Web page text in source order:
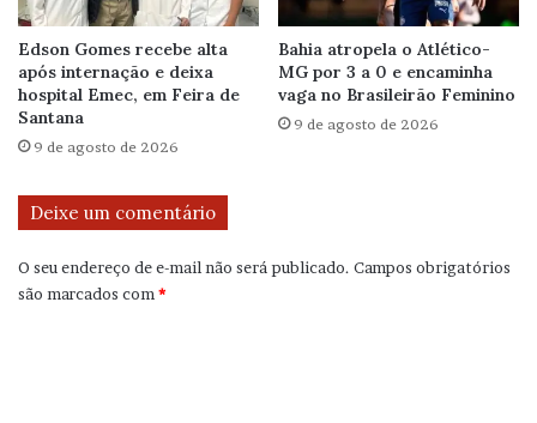
Edson Gomes recebe alta
após internação e deixa
hospital Emec, em Feira de
Santana
9 de agosto de 2026
Bahia atropela o Atlético-
MG por 3 a 0 e encaminha
vaga no Brasileirão Feminino
9 de agosto de 2026
Deixe um comentário
O seu endereço de e-mail não será publicado. Campos obrigatórios
são marcados com*